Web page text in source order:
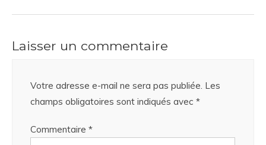
Laisser un commentaire
Votre adresse e-mail ne sera pas publiée. Les
champs obligatoires sont indiqués avec *
Commentaire *